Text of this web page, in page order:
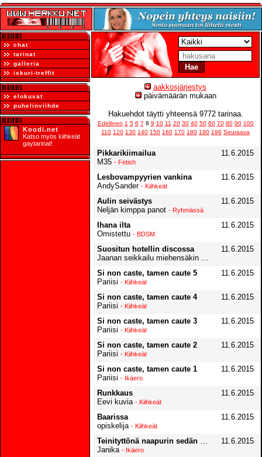
chat
tarinat
galleria
iskuri-treffit
elokuvat
puhelinviihde
Koodi.net
Katso myös kiihkeät
gaytarinat!
aakkosjärjestys
päivämäärän mukaan
Hakuehdot täytti yhteensä 9772 tarinaa.
Edellinen 1 5 6 7 8 9 10 11 20 30 40 50 60 70 80 90 100
110 120 130 140 150 160 170 180 190 196 Seuraava
Pikkarikiimailua
M35 - Fetish
11.6.2015
Lesbovampyyrien vankina
AndySander - Kiihkeät
11.6.2015
Aulin seivästys
Neljän kimppa panot - Ryhmässä
11.6.2015
Ihana ilta
Omistettu - BDSM
11.6.2015
Suositun hotellin discossa
Jaanan seikkailu miehensäkin kanssa
11.6.2015
Si non caste, tamen caute 5
Pariisi - Kiihkeät
11.6.2015
Si non caste, tamen caute 4
Pariisi - Kiihkeät
11.6.2015
Si non caste, tamen caute 3
Pariisi - Kiihkeät
11.6.2015
Si non caste, tamen caute 2
Pariisi - Kiihkeät
11.6.2015
Si non caste, tamen caute 1
Pariisi - Ikäero
11.6.2015
Runkkaus
Eevi kuvia - Kiihkeät
11.6.2015
Baarissa
opiskelija - Kiihkeät
11.6.2015
Janika - Ikäero
11.6.2015